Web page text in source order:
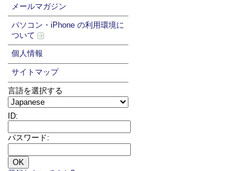
メールマガジン
パソコン・iPhone の利用環境に
ついて
個人情報
サイトマップ
言語を選択する
ID:
パスワード: